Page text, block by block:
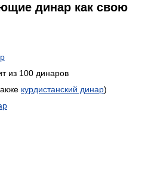
динар как свою
из 100 динаров
курдистанский динар)